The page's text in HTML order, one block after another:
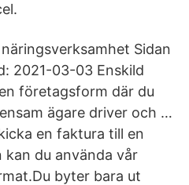
Sidan
2021-03-03 Enskild
företagsform där du
ägare driver och …
en faktura till en
du använda vår
byter bara ut